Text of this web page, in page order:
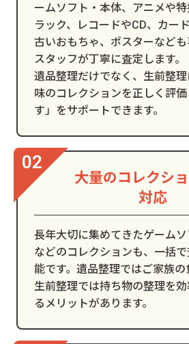
ームソフト・本体、アニメや
ラック、レコードやCD、カー
古いおもちゃ、ポスターなど
スタッフが丁寧に査定します。
遺品整理だけでなく、生前整
味のコレクションを正しく評
す」をサポートできます。
大量のコレクシ
対応
長年大切に集めてきたゲーム
などのコレクションも、一括
能です。遺品整理ではご家族の
生前整理では持ち物の整理を
るメリットがあります。